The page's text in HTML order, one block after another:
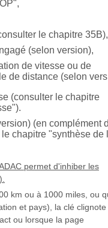
le chapitre 35B),
(selon version),
de vitesse ou de
de distance (selon
(consulter le chapitre
(en complément
chapitre "synthèse de
permet d'inhiber les
km ou à 1000 miles, ou
et pays), la clé clignote
ou lorsque la page